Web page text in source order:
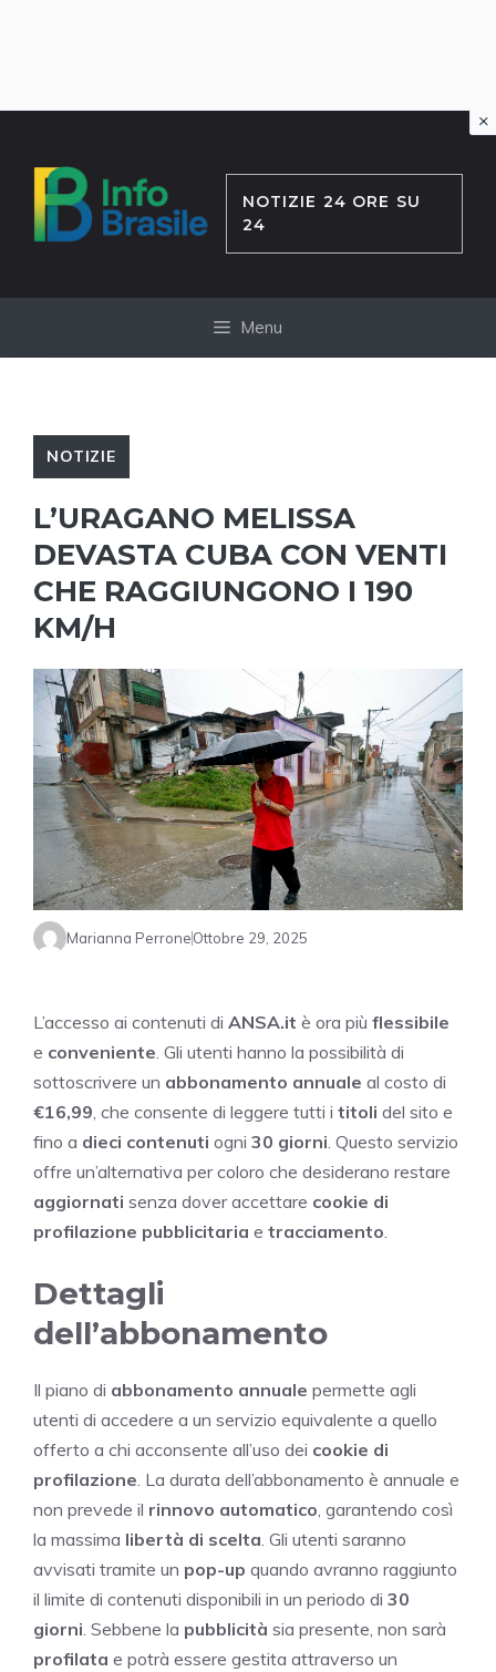
contenuto
NOTIZIE 24 ORE SU
24
Menu
NOTIZIE
L’URAGANO MELISSA
DEVASTA CUBA CON VENTI
CHE RAGGIUNGONO I 190
KM/H
Marianna PerroneOttobre 29, 2025
L’accesso ai contenuti di ANSA.it è ora più flessibile
e conveniente. Gli utenti hanno la possibilità di
sottoscrivere un abbonamento annuale al costo di
€16,99, che consente di leggere tutti i titoli del sito e
fino a dieci contenuti ogni 30 giorni. Questo servizio
offre un’alternativa per coloro che desiderano restare
aggiornati senza dover accettare cookie di
profilazione pubblicitaria e tracciamento.
Dettagli
dell’abbonamento
Il piano di abbonamento annuale permette agli
utenti di accedere a un servizio equivalente a quello
offerto a chi acconsente all’uso dei cookie di
profilazione. La durata dell’abbonamento è annuale e
non prevede il rinnovo automatico, garantendo così
la massima libertà di scelta. Gli utenti saranno
avvisati tramite un pop-up quando avranno raggiunto
il limite di contenuti disponibili in un periodo di 30
giorni. Sebbene la pubblicità sia presente, non sarà
profilata e potrà essere gestita attraverso un
×